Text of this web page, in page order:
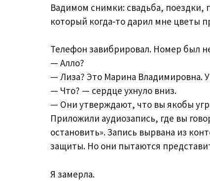
Вадимом снимки: свадьба, поездки,
который когда‑то дарил мне цветы
Телефон завибрировал. Номер был
— Алло?
— Лиза? Это Марина Владимировна.
— Что? — сердце ухнуло вниз.
— Они утверждают, что вы якобы
Приложили аудиозапись, где вы
остановить». Запись вырвана из
защиты. Но они пытаются
Я замерла.